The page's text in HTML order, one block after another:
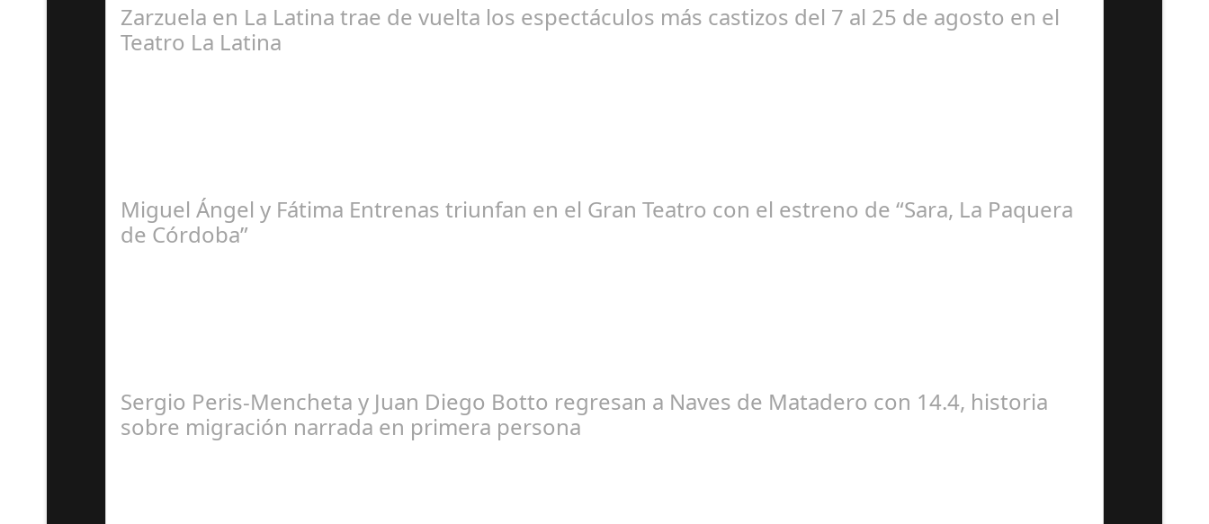
Zarzuela en La Latina trae de vuelta los espectáculos más castizos del 7 al 25 de agosto en el
Teatro La Latina
Miguel Ángel y Fátima Entrenas triunfan en el Gran Teatro con el estreno de “Sara, La Paquera
de Córdoba”
Sergio Peris-Mencheta y Juan Diego Botto regresan a Naves de Matadero con 14.4, historia
sobre migración narrada en primera persona